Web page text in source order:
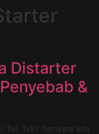
Distarter
&
Tek Tek? Ternyata ada